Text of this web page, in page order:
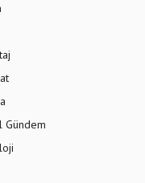
Gündem